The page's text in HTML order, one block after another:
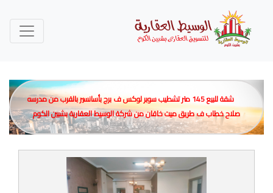
شقة للبيع 145 متر تشطيب سوبر لوكس ف برج بأسانسير بالقرب من مدرسه
صلاح خطاب ف طريق ميت خاقان من شركة الوسيط العقارية بشبين الكوم